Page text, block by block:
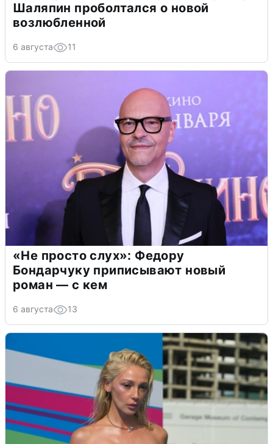
Шаляпин проболтался о новой
возлюбленной
6 августа 11
«Не просто слух»: Федору
Бондарчуку приписывают новый
роман — с кем
6 августа 13